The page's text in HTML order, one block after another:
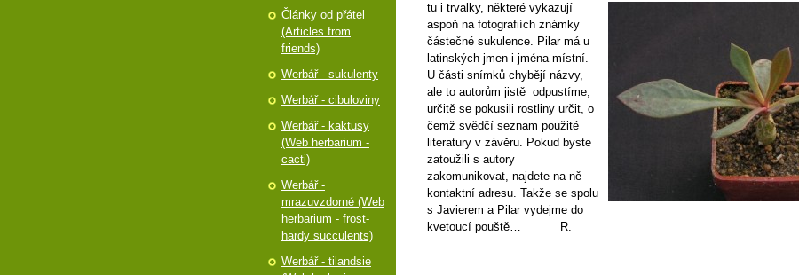
tu i trvalky, některé vykazují
aspoň na fotografiích známky
částečné sukulence. Pilar má u
latinských jmen i jména místní.
U části snímků chybějí názvy,
ale to autorům jistě odpustíme,
určitě se pokusili rostliny určit, o
čemž svědčí seznam použité
literatury v závěru. Pokud byste
zatoužili s autory
zakomunikovat, najdete na ně
kontaktní adresu. Takže se spolu
s Javierem a Pilar vydejme do
kvetoucí pouště… R.
Články od přátel
(Articles from
friends)
Werbář - sukulenty
Werbář - cibuloviny
Werbář - kaktusy
(Web herbarium -
cacti)
Werbář -
mrazuvzdorné (Web
herbarium - frost-
hardy succulents)
Werbář - tilandsie